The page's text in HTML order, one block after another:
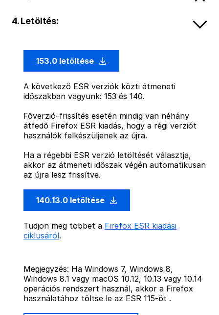
4. Letöltés:
153.0 letöltése
A következő ESR verziók közti átmeneti
időszakban vagyunk: 153 és 140.
Főverzió-frissítés esetén mindig van néhány
átfedő Firefox ESR kiadás, hogy a régi verziót
használók felkészüljenek az újra.
Ha a régebbi ESR verzió letöltését választja,
akkor az átmeneti időszak végén automatikusan
az újra lesz frissítve.
140.13.0 letöltése
Tudjon meg többet a Firefox ESR kiadási
ciklusáról.
Megjegyzés: Ha Windows 7, Windows 8,
Windows 8.1 vagy macOS 10.12, 10.13 vagy 10.14
operációs rendszert használ, akkor a Firefox
használatához töltse le az ESR 115-öt .